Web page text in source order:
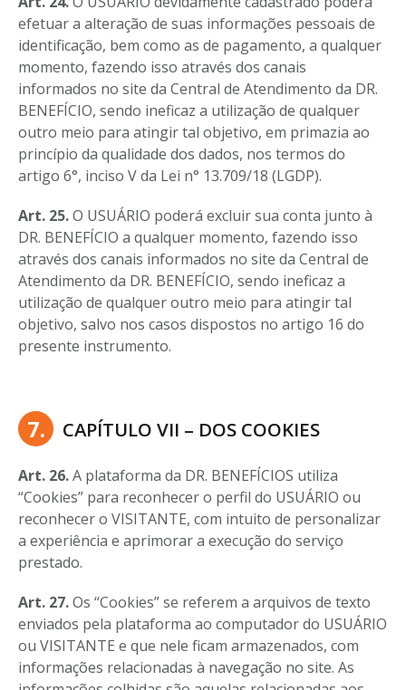
efetuar a alteração de suas informações pessoais de
identificação, bem como as de pagamento, a qualquer
momento, fazendo isso através dos canais
informados no site da Central de Atendimento da DR.
BENEFÍCIO, sendo ineficaz a utilização de qualquer
outro meio para atingir tal objetivo, em primazia ao
princípio da qualidade dos dados, nos termos do
artigo 6°, inciso V da Lei n° 13.709/18 (LGDP).
Art. 25.O USUÁRIO poderá excluir sua conta junto à
DR. BENEFÍCIO a qualquer momento, fazendo isso
através dos canais informados no site da Central de
Atendimento da DR. BENEFÍCIO, sendo ineficaz a
utilização de qualquer outro meio para atingir tal
objetivo, salvo nos casos dispostos no artigo 16 do
presente instrumento.
7. CAPÍTULO VII – DOS COOKIES
Art. 26.A plataforma da DR. BENEFÍCIOS utiliza
“Cookies” para reconhecer o perfil do USUÁRIO ou
reconhecer o VISITANTE, com intuito de personalizar
a experiência e aprimorar a execução do serviço
prestado.
Art. 27.Os “Cookies” se referem a arquivos de texto
enviados pela plataforma ao computador do USUÁRIO
ou VISITANTE e que nele ficam armazenados, com
informações relacionadas à navegação no site. As